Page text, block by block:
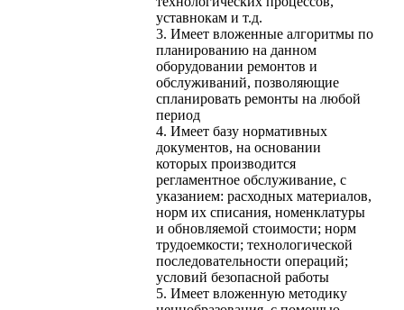
уставнокам и т.д.
3. Имеет вложенные алгоритмы по
планированию на данном
оборудовании ремонтов и
обслуживаний, позволяющие
спланировать ремонты на любой
период
4. Имеет базу нормативных
документов, на основании
которых производится
регламентное обслуживание, с
указанием: расходных материалов,
норм их списания, номенклатуры
и обновляемой стоимости; норм
трудоемкости; технологической
последовательности операций;
условий безопасной работы
5. Имеет вложенную методику